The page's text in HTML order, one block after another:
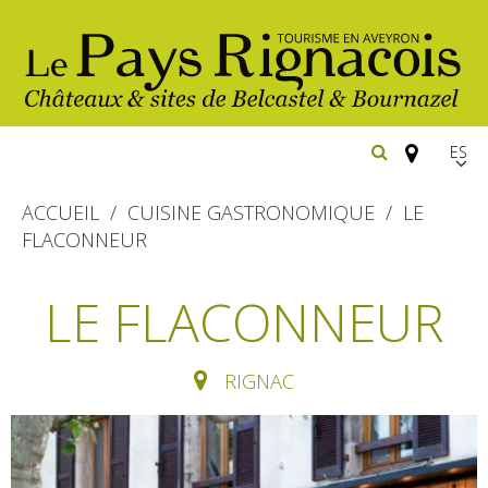
imprescindibles
Bournazel: pueblo y castillo
Los parajes
naturales
Senderismo
Equitación
Hoteles y centros
de vacaciones
Restaurantes
ACCUEIL CUISINE GASTRONOMIQUE
LE
FLACONNEUR
LE FLACONNEUR
RIGNAC